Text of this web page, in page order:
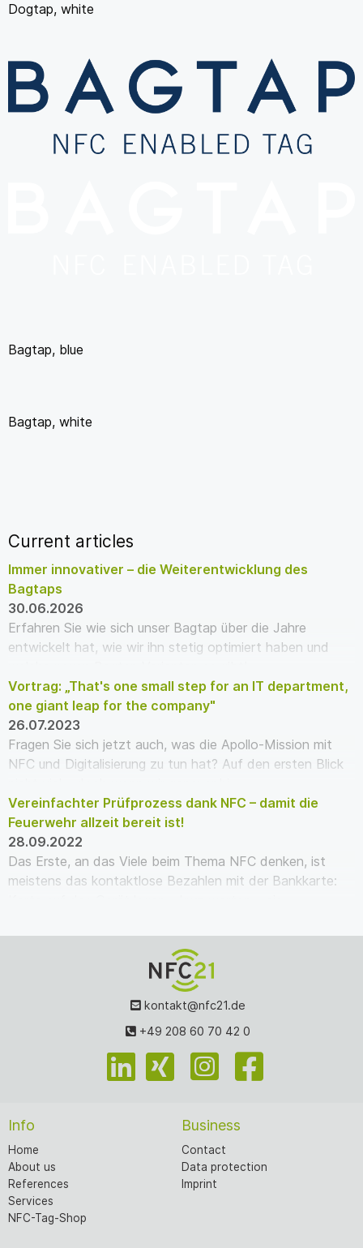
Dogtap, white
Bagtap, blue
Bagtap, white
Current articles
Immer innovativer – die Weiterentwicklung des
Bagtaps
30.06.2026
Erfahren Sie wie sich unser Bagtap über die Jahre
entwickelt hat, wie wir ihn stetig optimiert haben und
Vortrag: „That's one small step for an IT department,
one giant leap for the company"
26.07.2023
Fragen Sie sich jetzt auch, was die Apollo-Mission mit
NFC und Digitalisierung zu tun hat? Auf den ersten Blick
Vereinfachter Prüfprozess dank NFC – damit die
Feuerwehr allzeit bereit ist!
28.09.2022
Das Erste, an das Viele beim Thema NFC denken, ist
meistens das kontaktlose Bezahlen mit der Bankkarte:
kontakt@nfc21.de
+49 208 60 70 42 0
Info
Home
About us
References
Services
NFC-Tag-Shop
Business
Contact
Data protection
Imprint